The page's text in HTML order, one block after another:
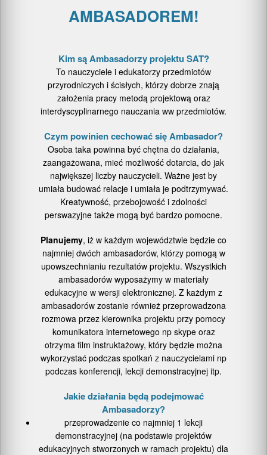
AMBASADOREM!
Kim są Ambasadorzy projektu SAT?
To nauczyciele i edukatorzy przedmiotów
przyrodniczych i ścisłych, którzy dobrze znają
założenia pracy metodą projektową oraz
interdyscyplinarnego nauczania ww przedmiotów.
Czym powinien cechować się Ambasador?
Osoba taka powinna być chętna do działania,
zaangażowana, mieć możliwość dotarcia, do jak
największej liczby nauczycieli. Ważne jest by
umiała budować relacje i umiała je podtrzymywać.
Kreatywność, przebojowość i zdolności
perswazyjne także mogą być bardzo pomocne.
Planujemy, iż w każdym województwie będzie co
najmniej dwóch ambasadorów, którzy pomogą w
upowszechnianiu rezultatów projektu. Wszystkich
ambasadorów wyposażymy w materiały
edukacyjne w wersji elektronicznej. Z każdym z
ambasadorów zostanie również przeprowadzona
rozmowa przez kierownika projektu przy pomocy
komunikatora internetowego np skype oraz
otrzyma film instruktażowy, który będzie można
wykorzystać podczas spotkań z nauczycielami np
podczas konferencji, lekcji demonstracyjnej itp.
Jakie działania będą podejmować
Ambasadorzy?
przeprowadzenie co najmniej 1 lekcji
demonstracyjnej (na podstawie projektów
edukacyjnych stworzonych w ramach projektu) dla